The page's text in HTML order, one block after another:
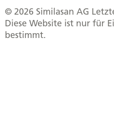
© 2026 Similasan AG
Diese Website ist nur für
bestimmt.